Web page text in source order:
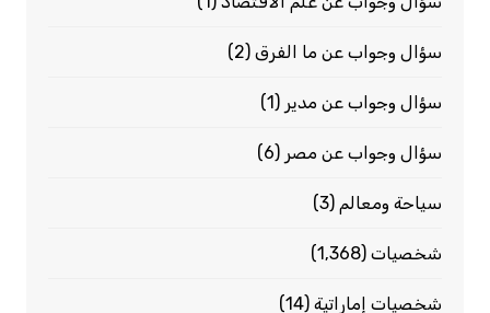
سؤال وجواب عن ما الفرق(2)
سؤال وجواب عن مدير (1)
سؤال وجواب عن مصر (6)
سياحة ومعالم (3)
شخصيات(1٬368)
شخصيات إماراتية(14)